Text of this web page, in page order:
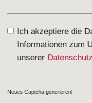
Ich akzeptiere die
Informationen zum
unserer
Neues Captcha generieren!